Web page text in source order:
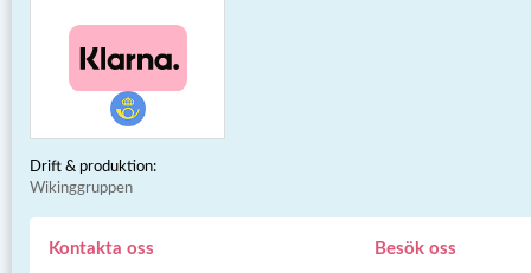
Drift & produktion:
Wikinggruppen
Kontakta oss Besök oss